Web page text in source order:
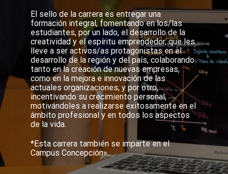
El sello de la carrera es entregar una
formación integral, fomentando en los/las
estudiantes, por un lado, el desarrollo de la
creatividad y el espíritu emprendedor, que les
lleve a ser activos/as protagonistas en el
desarrollo de la región y del país, colaborando
tanto en la creación de nuevas empresas,
como en la mejora e innovación de las
actuales organizaciones; y por otro,
incentivando su crecimiento personal,
motivándoles a realizarse exitosamente en el
ámbito profesional y en todos los aspectos
de la vida.
*Esta carrera también se imparte en el
Campus Concepción».